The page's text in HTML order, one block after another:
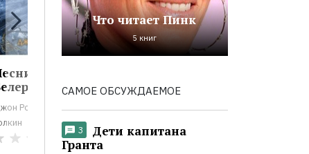
Рональд Руэл
0
критики
Джон Рональд Руэл
Что читает Пинк
5 книг
САМОЕ ОБСУЖДАЕМОЕ
3
Дети капитана
Гранта